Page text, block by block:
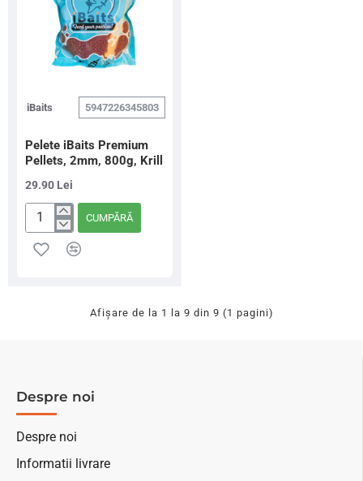
iBaits 5947226345803
Pelete iBaits Premium
Pellets, 2mm, 800g, Krill
29.90 Lei
Pelete
Premium
CUMPĂRĂ
Afişare de la 1 la 9 din 9 (1 pagini)
Despre noi
Despre noi
Informatii livrare